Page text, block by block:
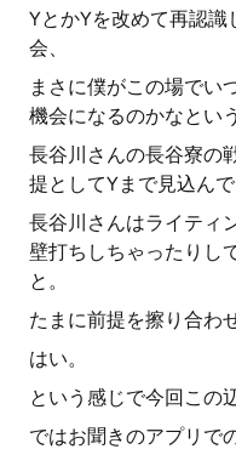
YとかYを改めて再認
会、
まさに僕がこの場でい
機会になるのかなとい
長谷川さんの長谷寮の
提としてYまで見込んで
長谷川さんはライティ
壁打ちしちゃったりし
と。
たまに前提を擦り合わ
はい。
という感じで今回この
ではお聞きのアプリで